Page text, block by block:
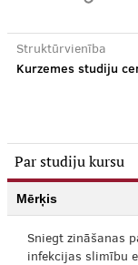
Struktūrvienība
Kurzemes studiju
Par studiju kursu
Mērķis
Sniegt zināšanas
infekcijas slimību